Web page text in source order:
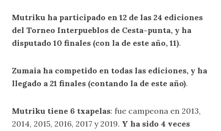
Mutriku ha participado en 12 de las 24 ediciones
del Torneo Interpueblos de Cesta-punta, y ha
disputado 10 finales (con la de este año, 11).
Zumaia ha competido en todas las ediciones, y ha
llegado a 21 finales (contando la de este año).
Mutriku tiene 6 txapelas: fue campeona en 2013,
2014, 2015, 2016, 2017 y 2019. Y ha sido 4 veces